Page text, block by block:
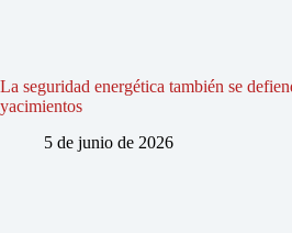
La seguridad energética también se
yacimientos
5 de junio de 2026